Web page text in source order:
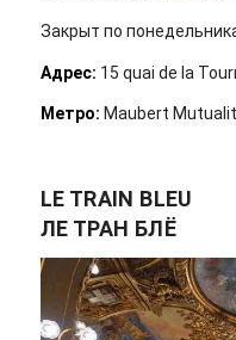
Закрыт по
Адрес: 15 quai de la
Метро: Maubert
LE TRAIN BLEU
ЛЕ ТРАН БЛЁ